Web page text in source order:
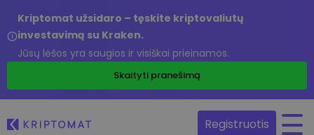
Kriptomat užsidaro – tęskite kriptovaliutų
investavimą su Kraken.
Jūsų lėšos yra saugios ir visiškai prieinamos.
Skaityti pranešimą
Registruotis